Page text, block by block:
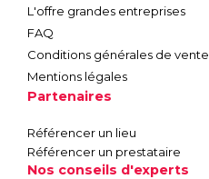
L'offre grandes entreprises
FAQ
Conditions générales de vente
Mentions légales
Partenaires
Référencer un lieu
Référencer un prestataire
Nos conseils d'experts